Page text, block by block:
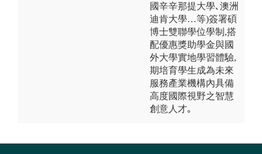
國辛辛那提大學､澳洲
迪肯大學…等)簽署碩
博士雙聯學位學制,搭
配優惠獎助學金與國
外大學實地學習體驗,
期培育學生成為未來
服務產業機構內具備
高度國際視野之智慧
創意人才｡